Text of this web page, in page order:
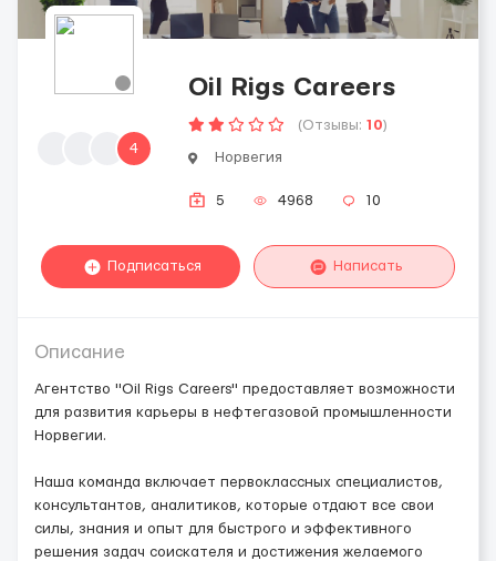
4
Oil Rigs Careers
(Отзывы: 10)
Норвегия
5 4968 10
Подписаться Написать
Описание
Агентство "Oil Rigs Careers" предоставляет возможности
для развития карьеры в нефтегазовой промышленности
Норвегии.
Наша команда включает первоклассных специалистов,
консультантов, аналитиков, которые отдают все свои
силы, знания и опыт для быстрого и эффективного
решения задач соискателя и достижения желаемого